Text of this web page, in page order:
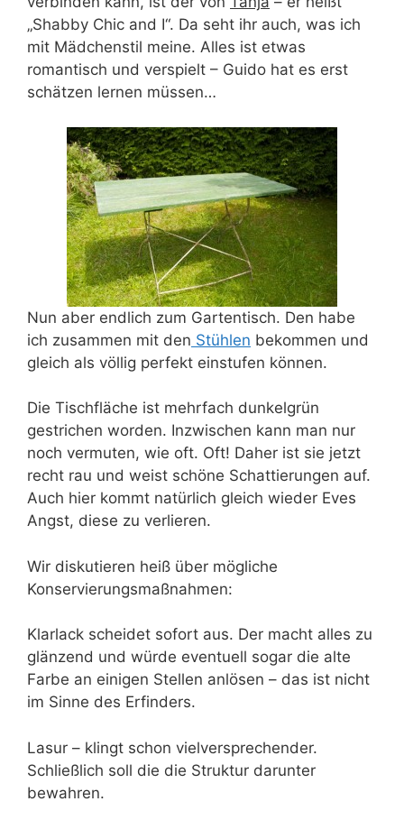
„Shabby Chic and I“. Da seht ihr auch, was ich
mit Mädchenstil meine. Alles ist etwas
romantisch und verspielt – Guido hat es erst
schätzen lernen müssen…
Nun aber endlich zum Gartentisch. Den habe
ich zusammen mit den Stühlen bekommen und
gleich als völlig perfekt einstufen können.
Die Tischfläche ist mehrfach dunkelgrün
gestrichen worden. Inzwischen kann man nur
noch vermuten, wie oft. Oft! Daher ist sie jetzt
recht rau und weist schöne Schattierungen auf.
Auch hier kommt natürlich gleich wieder Eves
Angst, diese zu verlieren.
Wir diskutieren heiß über mögliche
Konservierungsmaßnahmen:
Klarlack scheidet sofort aus. Der macht alles zu
glänzend und würde eventuell sogar die alte
Farbe an einigen Stellen anlösen – das ist nicht
im Sinne des Erfinders.
Lasur – klingt schon vielversprechender.
Schließlich soll die die Struktur darunter
bewahren.